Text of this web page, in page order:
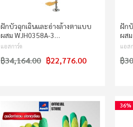
ฝักบัวฉุกเฉินและอ่างล้างตาแบบ
ผสม WJH0358A-3…
แอสการ์ด
฿22,776.00
฿34,164.00
ฝัก
ผส
แอส
฿
36%